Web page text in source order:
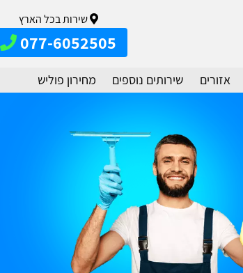
שירות בכל הארץ
077-6052505
אזורים שירותים נוספים מחירון פוליש